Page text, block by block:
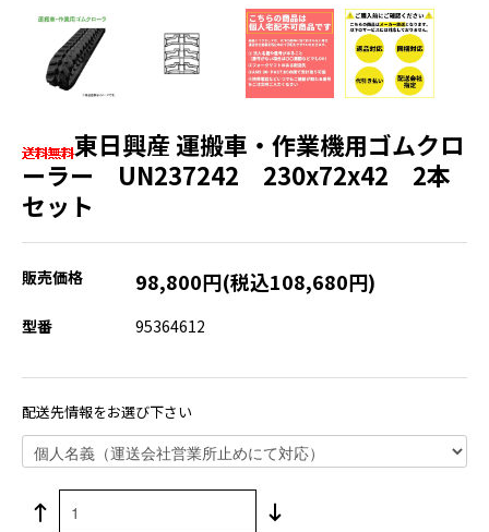
東日興産 運搬車・作業機用ゴムクロ
ーラー UN237242 230x72x42 2本
セット
販売価格 98,800円(税込108,680円)
型番 95364612
配送先情報をお選び下さい